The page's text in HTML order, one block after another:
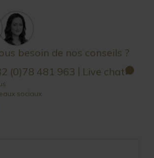
besoin de nos conseils ?
(0)78 481 963 | Live chat
sociaux